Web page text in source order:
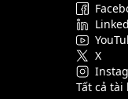
X
Tất cả tài